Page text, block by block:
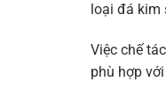
loại đá kim
Việc chế
phù hợp